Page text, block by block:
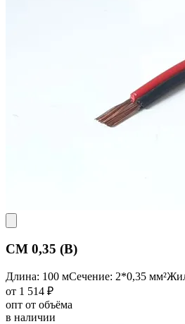
CM 0,35 (B)
Длина: 100 мСечение: 2*0,35 мм²
от 1 514 ₽
опт от объёма
в наличии